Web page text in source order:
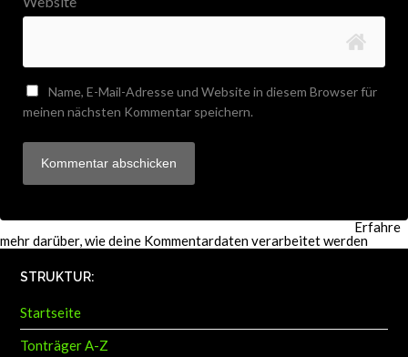
Name, E-Mail-Adresse und Website in diesem Browser für
meinen nächsten Kommentar speichern.
Diese Website verwendet Akismet, um Spam zu reduzieren.Erfahre
mehr darüber, wie deine Kommentardaten verarbeitet werden.
STRUKTUR:
Startseite
Tonträger A-Z